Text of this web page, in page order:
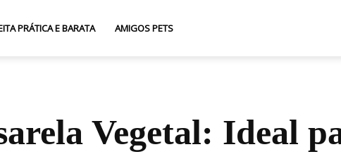
PRÁTICA E BARATA AMIGOS PETS
Vegetal: Ideal